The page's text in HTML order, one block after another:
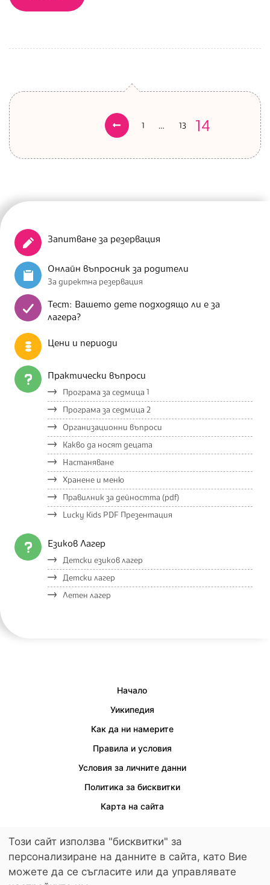
Разделяне
на
страници
1 … 13 14
Запитване за резервация
Онлайн въпросник за родители
За директна резервация
Тест: Вашето дете подходящо ли е за
лагера?
Цени и периоди
Практически въпроси
Програма за седмица 1
Програма за седмица 2
Организационни въпроси
Какво да носят децата
Настаняване
Хранене и меню
Правилник за дейността (pdf)
Lucky Kids PDF Презентация
Езиков Лагер
Детски езиков лагер
Детски лагер
Летен лагер
Начало
Уикипедия
Как да ни намерите
Правила и условия
Условия за личните данни
Политика за бисквитки
Карта на сайта
Осигурен е достъп за хора с увреждания.
© 2026 LuckyKids. All Rights Reserved.
Този сайт използва "бисквитки" за
персонализиране на данните в сайта, като Вие
можете да се съгласите или да управлявате